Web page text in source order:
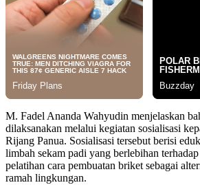
M. Fadel Ananda Wahyudin menjelaskan
dilaksanakan melalui kegiatan sosialisasi
Rijang Panua. Sosialisasi tersebut berisi
limbah sekam padi yang berlebihan
pelatihan cara pembuatan briket sebagai
ramah lingkungan.